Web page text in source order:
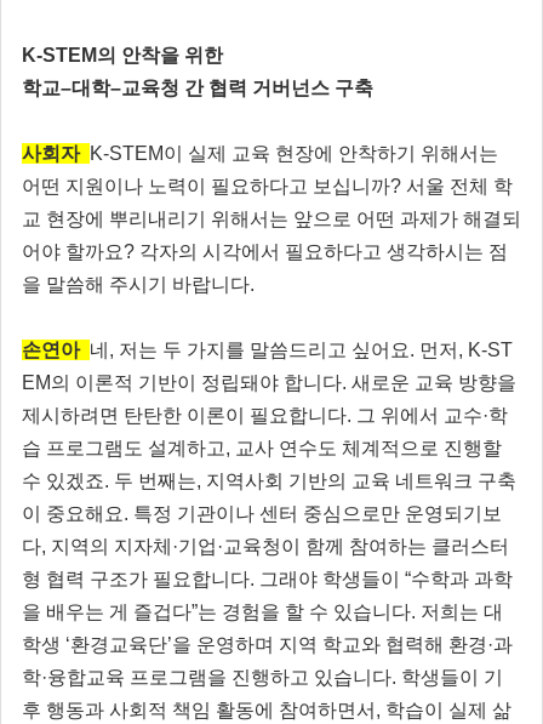
K-STEM의 안착을 위한
학교–대학–교육청 간 협력 거버넌스 구축
사회자 K-STEM이 실제 교육 현장에 안착하기 위해서는
어떤 지원이나 노력이 필요하다고 보십니까? 서울 전체 학
교 현장에 뿌리내리기 위해서는 앞으로 어떤 과제가 해결되
어야 할까요? 각자의 시각에서 필요하다고 생각하시는 점
을 말씀해 주시기 바랍니다.
손연아 네, 저는 두 가지를 말씀드리고 싶어요. 먼저, K-ST
EM의 이론적 기반이 정립돼야 합니다. 새로운 교육 방향을
제시하려면 탄탄한 이론이 필요합니다. 그 위에서 교수·학
습 프로그램도 설계하고, 교사 연수도 체계적으로 진행할
수 있겠죠. 두 번째는, 지역사회 기반의 교육 네트워크 구축
이 중요해요. 특정 기관이나 센터 중심으로만 운영되기보
다, 지역의 지자체·기업·교육청이 함께 참여하는 클러스터
형 협력 구조가 필요합니다. 그래야 학생들이 “수학과 과학
을 배우는 게 즐겁다”는 경험을 할 수 있습니다. 저희는 대
학생 ‘환경교육단’을 운영하며 지역 학교와 협력해 환경·과
학·융합교육 프로그램을 진행하고 있습니다. 학생들이 기
후 행동과 사회적 책임 활동에 참여하면서, 학습이 실제 삶